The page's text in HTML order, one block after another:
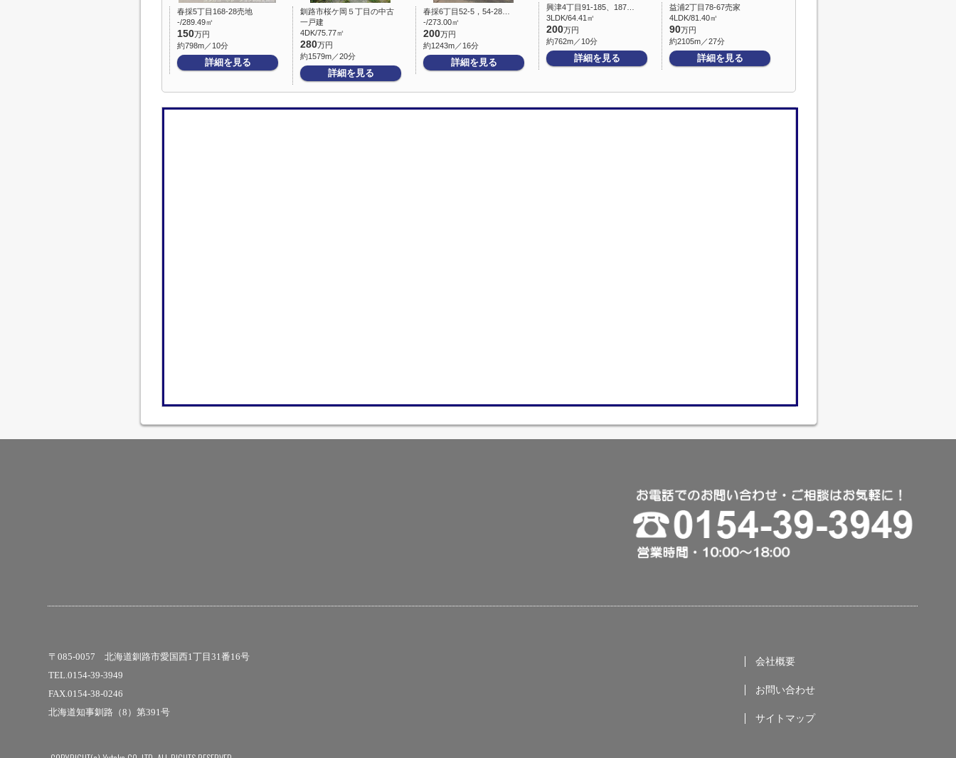
春採5丁目168-28売地
-/289.49㎡
150万円
約798m／10分
詳細を見る
釧路市桜ケ岡５丁目の中古
一戸建
4DK/75.77㎡
280万円
約1579m／20分
詳細を見る
春採6丁目52-5，54-28…
-/273.00㎡
200万円
約1243m／16分
詳細を見る
興津4丁目91-185、187…
3LDK/64.41㎡
200万円
約762m／10分
詳細を見る
益浦2丁目78-67売家
4LDK/81.40㎡
90万円
約2105m／27分
詳細を見る
〒085-0057 北海道釧路市愛国西1丁目31番16号
TEL.0154-39-3949
FAX.0154-38-0246
北海道知事釧路（8）第391号
会社概要
お問い合わせ
サイトマップ